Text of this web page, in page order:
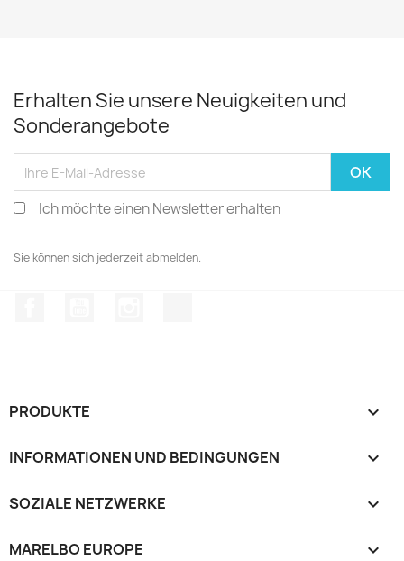
Erhalten Sie unsere Neuigkeiten und
Sonderangebote
Ich möchte einen Newsletter erhalten
Sie können sich jederzeit abmelden.
PRODUKTE 
INFORMATIONEN UND BEDINGUNGEN 
SOZIALE NETZWERKE 
MARELBO EUROPE 